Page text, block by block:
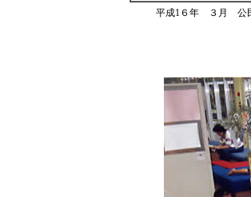
平成1６年 ３月 公